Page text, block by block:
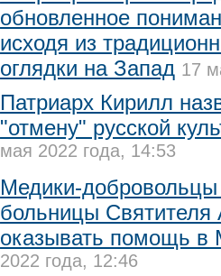
обновленное
исходя из
оглядки на Запад 17
Патриарх Кирилл
"отмену" русской
мая 2022 года, 14:53
Медики-добровольцы
больницы Cвятителя
оказывать помощь в
2022 года, 12:46